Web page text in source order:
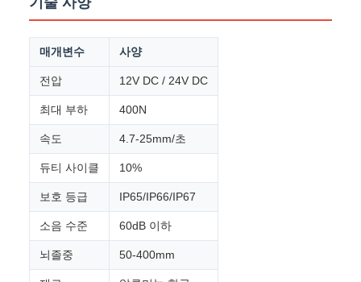
매개변수 사양
전압 12V DC / 24V DC
최대 부하 400N
속도 4.7-25mm/초
듀티 사이클 10%
보호 등급 IP65/IP66/IP67
소음 수준 60dB 이하
뇌졸중 50-400mm